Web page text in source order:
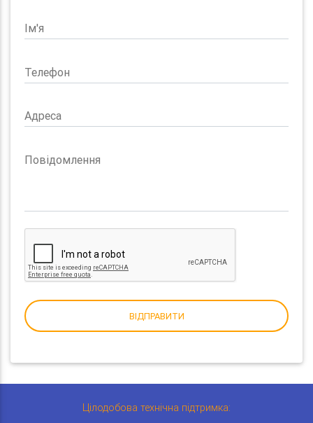
Ім'я
Телефон
Адреса
Повідомлення
ВІДПРАВИТИ
Цілодобова технічна підтримка: